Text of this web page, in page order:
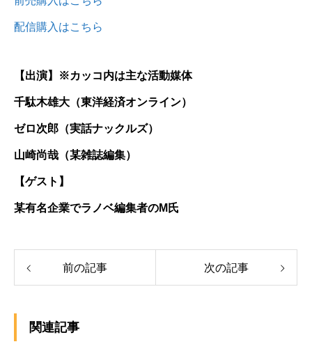
配信購入はこちら
【出演】※カッコ内は主な活動媒体
千駄木雄大（東洋経済オンライン）
ゼロ次郎（実話ナックルズ）
山崎尚哉（某雑誌編集）
【ゲスト】
某有名企業でラノベ編集者のM氏
前の記事 次の記事
関連記事